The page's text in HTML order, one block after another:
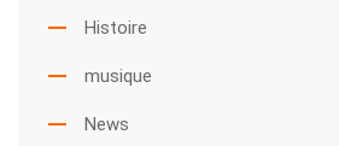
Histoire
musique
News